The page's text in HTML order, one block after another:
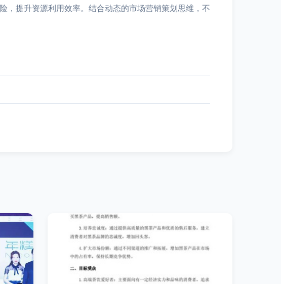
，提升资源利用效率。结合动态的市场营销策划思维，不